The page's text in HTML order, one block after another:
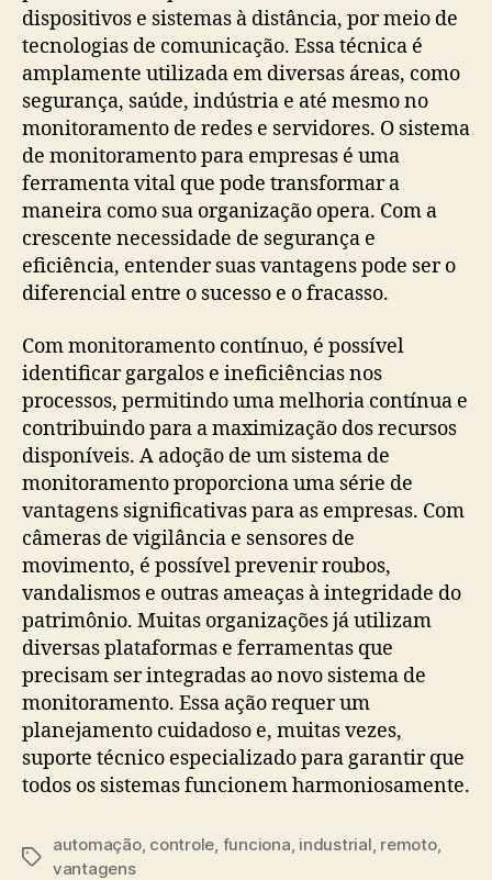
dispositivos e sistemas à distância, por meio de
tecnologias de comunicação. Essa técnica é
amplamente utilizada em diversas áreas, como
segurança, saúde, indústria e até mesmo no
monitoramento de redes e servidores. O sistema
de monitoramento para empresas é uma
ferramenta vital que pode transformar a
maneira como sua organização opera. Com a
crescente necessidade de segurança e
eficiência, entender suas vantagens pode ser o
diferencial entre o sucesso e o fracasso.
Com monitoramento contínuo, é possível
identificar gargalos e ineficiências nos
processos, permitindo uma melhoria contínua e
contribuindo para a maximização dos recursos
disponíveis. A adoção de um sistema de
monitoramento proporciona uma série de
vantagens significativas para as empresas. Com
câmeras de vigilância e sensores de
movimento, é possível prevenir roubos,
vandalismos e outras ameaças à integridade do
patrimônio. Muitas organizações já utilizam
diversas plataformas e ferramentas que
precisam ser integradas ao novo sistema de
monitoramento. Essa ação requer um
planejamento cuidadoso e, muitas vezes,
suporte técnico especializado para garantir que
todos os sistemas funcionem harmoniosamente.
Tags
automação, controle funciona industrial remoto,
vantagens